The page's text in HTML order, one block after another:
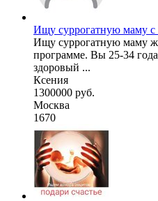
Ищу суррогатную маму
Ищу суррогатную маму
программе. Вы 25-34
здоровый ...
Ксения
1300000 руб.
Москва
1670